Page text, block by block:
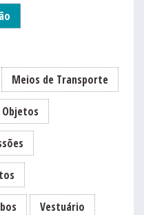
Meios de Transporte
Objetos
Vestuário